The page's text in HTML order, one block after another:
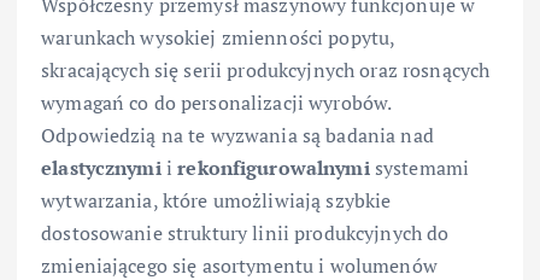
warunkach wysokiej zmienności popytu,
skracających się serii produkcyjnych oraz rosnących
wymagań co do personalizacji wyrobów.
Odpowiedzią na te wyzwania są badania nad
elastycznymiirekonfigurowalnymisystemami
wytwarzania, które umożliwiają szybkie
dostosowanie struktury linii produkcyjnych do
zmieniającego się asortymentu i wolumenów